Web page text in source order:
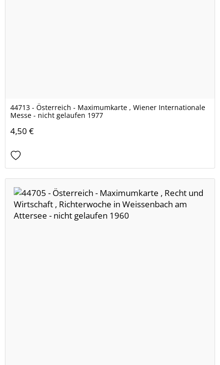
44713 - Österreich - Maximumkarte , Wiener Internationale
Messe - nicht gelaufen 1977
4,50 €